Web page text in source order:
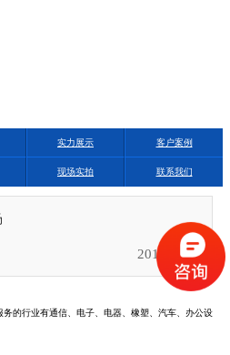
实力展示 客户案例
现场实拍 联系我们
2017.08.05
的行业有通信、电子、电器、橡塑、汽车、办公设